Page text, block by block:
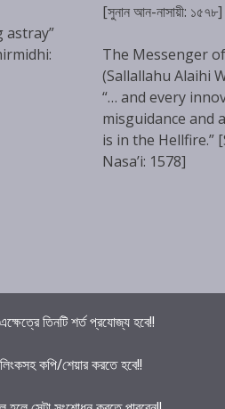
astray”
[সুনান আন-নাসায়ী: ১৫৭৮]
The Messenger
(Sallallahu Alaihi
“… and every
misguidance and
is in the Hellfire.”
Nasa’i: 1578]
তিনটি শর্ত প্রযোজ্য হবে!!
কপি/শেয়ার করতে হবে!!